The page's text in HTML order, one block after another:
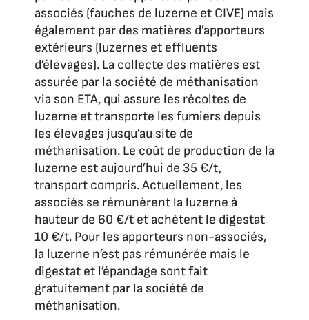
associés (fauches de luzerne et CIVE) mais
également par des matières d’apporteurs
extérieurs (luzernes et effluents
d’élevages). La collecte des matières est
assurée par la société de méthanisation
via son ETA, qui assure les récoltes de
luzerne et transporte les fumiers depuis
les élevages jusqu’au site de
méthanisation. Le coût de production de la
luzerne est aujourd’hui de 35 €/t,
transport compris. Actuellement, les
associés se rémunèrent la luzerne à
hauteur de 60 €/t et achètent le digestat
10 €/t. Pour les apporteurs non-associés,
la luzerne n’est pas rémunérée mais le
digestat et l’épandage sont fait
gratuitement par la société de
méthanisation.